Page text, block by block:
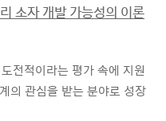
소자 개발 가능성의 이론
전적이라는 평가 속에 지원
의 관심을 받는 분야로 성장